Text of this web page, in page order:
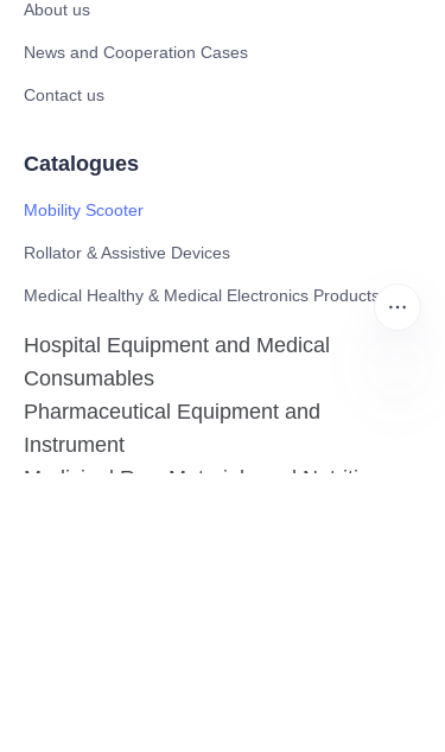
About us
News and Cooperation Cases
Contact us
Catalogues
Mobility Scooter
Rollator & Assistive Devices
Medical Healthy & Medical Electronics Products
Hospital Equipment and Medical
Consumables
Pharmaceutical Equipment and
Instrument
Medicinal Raw Materials and Nutrition